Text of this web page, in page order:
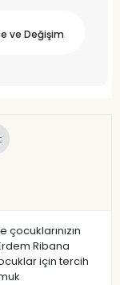
ve Değişim
çocuklarınızın
Ribana
için tercih